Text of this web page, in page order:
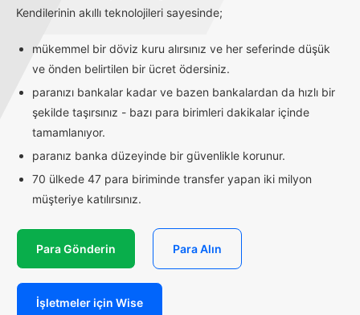
Kendilerinin akıllı teknolojileri sayesinde;
mükemmel bir döviz kuru alırsınız ve her seferinde düşük
ve önden belirtilen bir ücret ödersiniz.
paranızı bankalar kadar ve bazen bankalardan da hızlı bir
şekilde taşırsınız - bazı para birimleri dakikalar içinde
tamamlanıyor.
paranız banka düzeyinde bir güvenlikle korunur.
70 ülkede 47 para biriminde transfer yapan iki milyon
müşteriye katılırsınız.
Para Gönderin Para Alın
İşletmeler için Wise